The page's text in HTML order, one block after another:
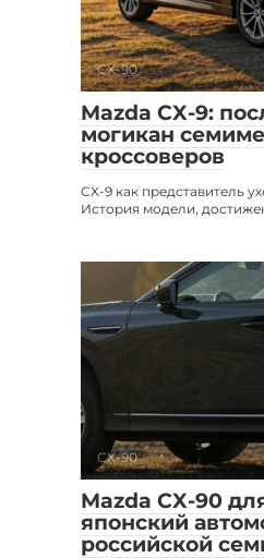
CX-90
Mazda CX-9:
могикан
кроссоверов
CX-9 как представитель
История модели,
CX-90
Mazda CX-90
японский
российской